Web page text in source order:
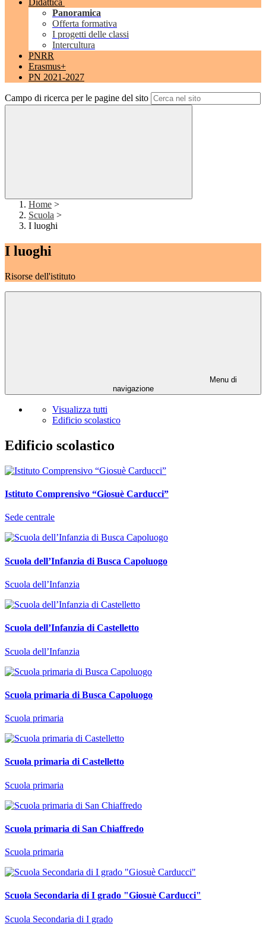
Didattica
Panoramica
Offerta formativa
I progetti delle classi
Intercultura
PNRR
Erasmus+
PN 2021-2027
Campo di ricerca per le pagine del sito
Home >
Scuola >
I luoghi
I luoghi
Risorse dell'istituto
Menu di
navigazione
Visualizza tutti
Edificio scolastico
Edificio scolastico
Istituto Comprensivo “Giosuè Carducci”
Sede centrale
Scuola dell’Infanzia di Busca Capoluogo
Scuola dell’Infanzia
Scuola dell’Infanzia di Castelletto
Scuola dell’Infanzia
Scuola primaria di Busca Capoluogo
Scuola primaria
Scuola primaria di Castelletto
Scuola primaria
Scuola primaria di San Chiaffredo
Scuola primaria
Scuola Secondaria di I grado "Giosuè Carducci"
Scuola Secondaria di I grado